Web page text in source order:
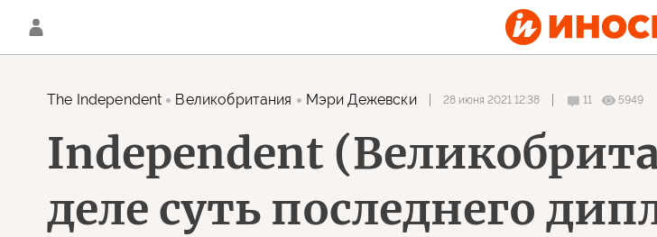
The Independent Великобритания Мэри Дежевски 28 июня 2021 12:38 11 5949
Independent
деле суть последнего